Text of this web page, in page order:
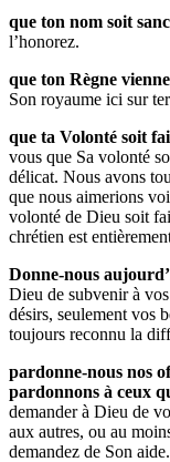
que ton nom soit
l’honorez.
que ton Règne
Son royaume ici sur
que ta Volonté soit
vous que Sa volonté
délicat. Nous avons
que nous aimerions
volonté de Dieu soit
chrétien est
Donne-nous
Dieu de subvenir à
désirs, seulement vos
toujours reconnu la
pardonne-nous nos
pardonnons à ceux
demander à Dieu de
aux autres, ou au
demandez de Son aide.